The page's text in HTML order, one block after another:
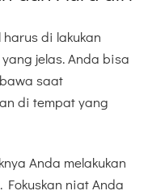
di lakukan
jelas. Anda bisa
saat
di tempat yang
Anda melakukan
niat Anda